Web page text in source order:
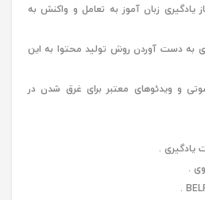
زبان آموز به تعامل و واکنش به
به دست آوردن روش تولید محتوا به این
و ویدئوهای معتبر برای غرق شدن در
یادگیری .
.